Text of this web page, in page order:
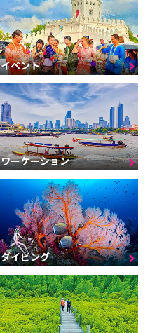
イベント
ワーケーション
ダイビング